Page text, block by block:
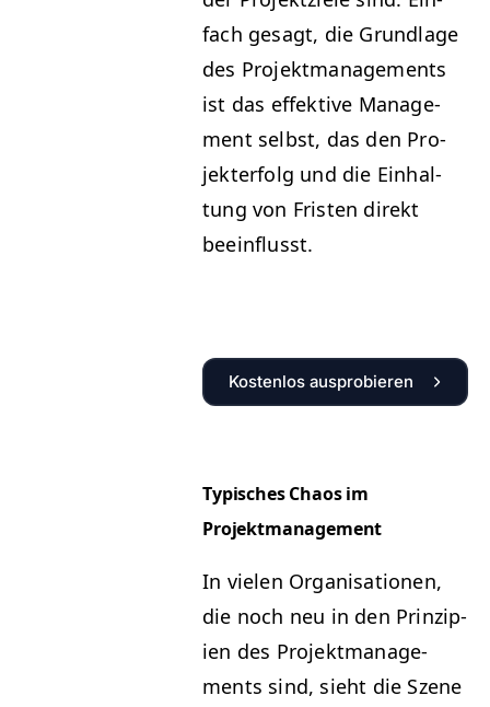
fach gesagt, die Grund­lage
des Pro­jek­t­man­age­ments
ist das effek­tive Man­age­
ment selb­st, das den Pro­
jek­ter­folg und die Ein­hal­
tung von Fris­ten direkt
beeinflusst.
Kostenlos ausprobieren
Typ­is­ches Chaos im
Projektmanagement
In vie­len Organ­i­sa­tio­nen,
die noch neu in den Prinzip­
i­en des Pro­jek­t­man­age­
ments sind, sieht die Szene